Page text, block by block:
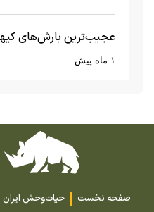
عجیب‌ترین بارش‌های
گران‌قیمت تا بارش آهن و۱ ماه پیش
صفحه نخست حیات‌وحش ایران